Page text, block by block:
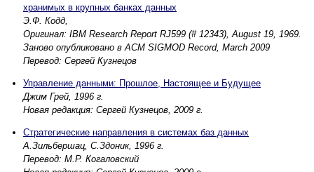
хранимых в крупных банках данных
Э.Ф. Кодд,
Оригинал: IBM Research Report RJ599 (# 12343), August 19, 1969.
Заново опубликовано в ACM SIGMOD Record, March 2009
Перевод: Сергей Кузнецов
Управление данными: Прошлое, Настоящее и Будущее
Джим Грей, 1996 г.
Новая редакция: Сергей Кузнецов, 2009 г.
Стратегические направления в системах баз данных
А.Зильбершац, С.Здоник, 1996 г.
Перевод: М.Р. Когаловский